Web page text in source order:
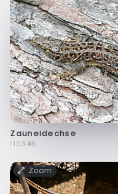
Zauneidechse
f10346
Zoom